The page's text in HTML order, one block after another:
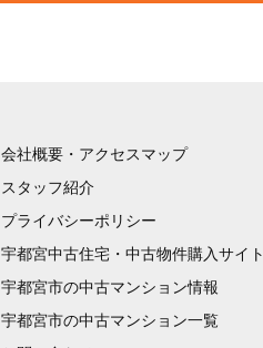
会社概要・アクセスマップ
スタッフ紹介
プライバシーポリシー
宇都宮中古住宅・中古物件購入サイト
宇都宮市の中古マンション情報
宇都宮市の中古マンション一覧